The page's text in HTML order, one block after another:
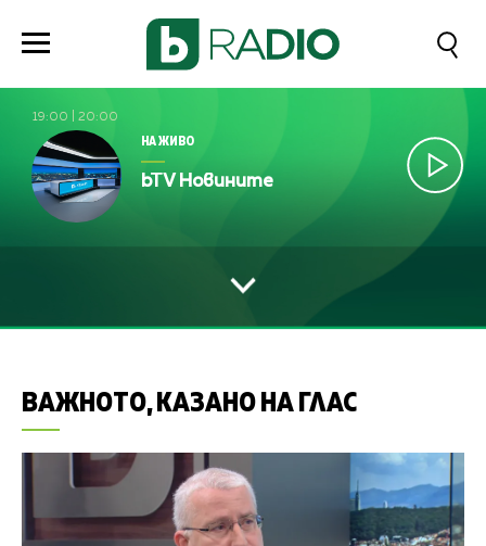
19:00 20:00
НА ЖИВО
bTV Новините
ВАЖНОТО, КАЗАНО НА ГЛАС